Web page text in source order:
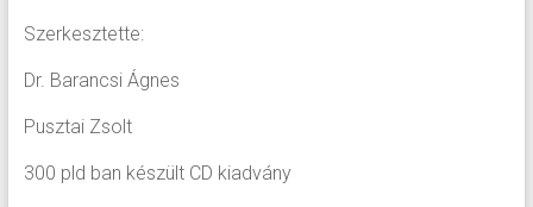
Szerkesztette:
Dr. Barancsi Ágnes
Pusztai Zsolt
300 pld ban készült CD kiadvány